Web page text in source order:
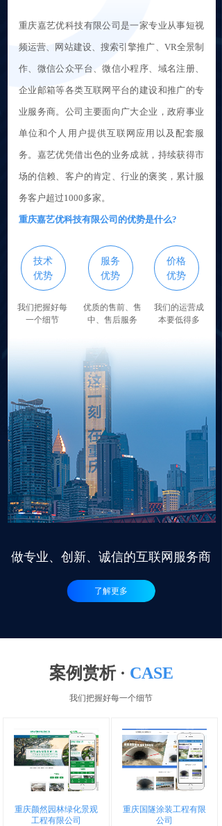
做专业、创新、诚信的互联网服务商
服务
优势
重庆嘉艺优科技有限公司是一家专业从事短视
频运营、网站建设、搜索引擎推广、VR全景制
作、微信公众平台、微信小程序、域名注册、
企业邮箱等各类互联网平台的建设和推广的专
业服务商。公司主要面向广大企业，政府事业
单位和个人用户提供互联网应用以及配套服
务。嘉艺优凭借出色的业务成就，持续获得市
场的信赖、客户的肯定、行业的褒奖，累计服
务客户超过1000多家。
重庆嘉艺优科技有限公司的优势是什么?
我们的运营成
本要低得多
优质的售前、售
中、售后服务
我们把握好每
一个细节
技术
优势
价格
优势
了解更多
价格
优势
案例赏析 · CASE
我们把握好每一个细节
重庆颜然园林绿化景观
工程有限公司
重庆国隧涂装工程有限
公司